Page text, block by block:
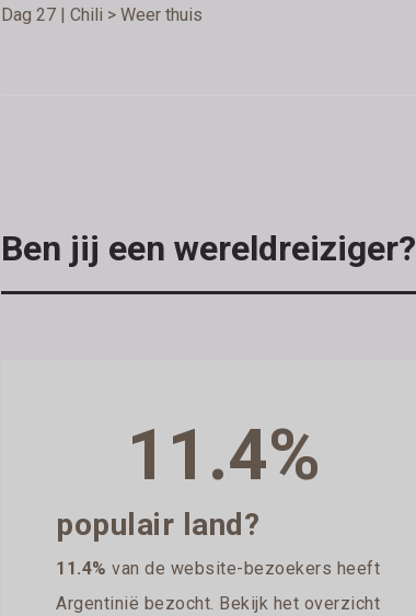
Dag 27 | Chili > Weer thuis
Ben jij een wereldreiziger?
11.4%
populair land?
11.4% van de website-bezoekers heeft
Argentinië bezocht. Bekijk het overzicht